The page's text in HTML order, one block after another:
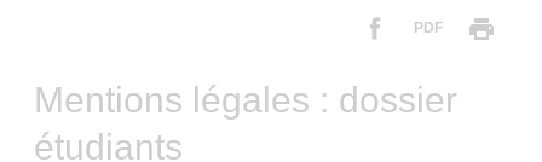
PDF
Mentions légales : dossier
étudiants